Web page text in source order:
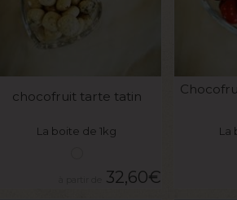
chocofruit tarte tatin
La boite de 1kg
32,60€
La